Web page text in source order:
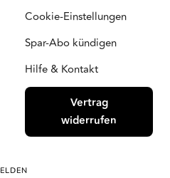
Cookie-Einstellungen
Spar-Abo kündigen
Hilfe & Kontakt
Vertrag
widerrufen